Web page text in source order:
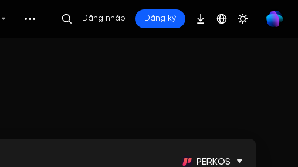
Đăng nhập Đăng ký
PERKOS